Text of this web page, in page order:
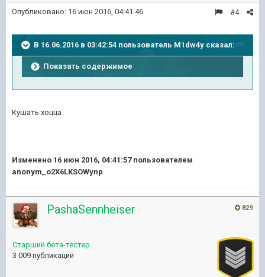
#4
Опубликовано: 16 июн 2016, 04:41:46
В 16.06.2016 в 03:42:54 пользователь M1dw4y сказал:
Показать содержимое
Кушать хоцца
Изменено 16 июн 2016, 04:41:57пользователем
anonym_o2X6LKSOWynp
829
PashaSennheiser
Старший бета-тестер
3 009 публикаций